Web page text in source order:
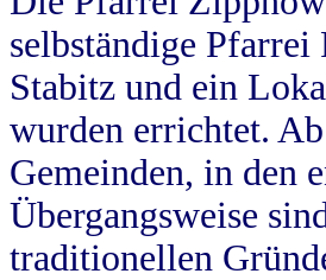
selbständige
Stabitz und ein
wurden errichtet.
Gemeinden, in den
Übergangsweise
traditionellen